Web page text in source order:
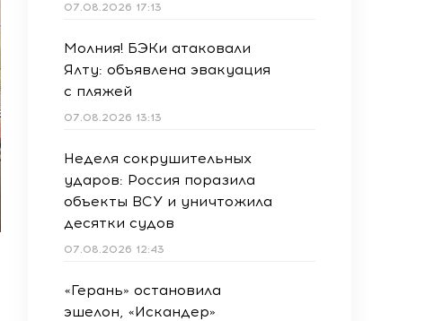
07.08.2026 17:13
Молния! БЭКи атаковали
Ялту: объявлена эвакуация
с пляжей
07.08.2026 13:13
Неделя сокрушительных
ударов: Россия поразила
объекты ВСУ и уничтожила
десятки судов
07.08.2026 12:43
«Герань» остановила
эшелон, «Искандер»